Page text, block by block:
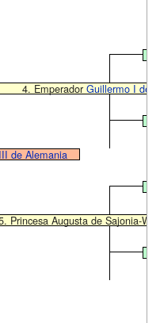
4. Emperador Guillermo I de
de Alemania
Princesa Augusta de Sajonia-